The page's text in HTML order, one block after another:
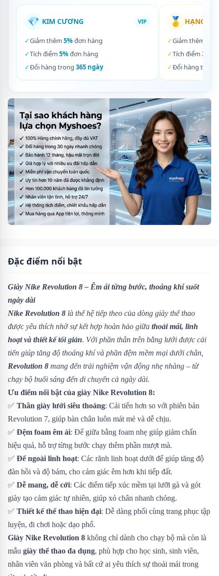
💎 KIM CƯƠNG VIP
✓Giảm thêm 5%đơn hàng
✓Tích điểm 5%đơn hàng
✓Đổi hàng trong 365 ngày
🥇 HẠNG
✓Giảm thêm
✓Tích điểm 3%
✓Đổi hàng trong
Đặc điểm nổi bật
Giày Nike Revolution 8 – Êm ái từng bước, thoáng khí suốt
ngày dài
Nike Revolution 8 là thế hệ tiếp theo của dòng giày thể thao
được yêu thích nhờ sự kết hợp hoàn hảo giữa thoải mái, linh
hoạt và thiết kế tối giản. Với phần thân trên bằng lưới được cải
tiến giúp tăng độ thoáng khí và phần đệm mềm mại dưới chân,
Revolution 8 mang đến trải nghiệm vận động nhẹ nhàng – từ
chạy bộ buổi sáng đến di chuyển cả ngày dài.
Ưu điểm nổi bật của giày Nike Revolution 8:
✅ Thân giày lưới siêu thoáng: Cải tiến hơn so với phiên bản
Revolution 7, giúp bàn chân luôn mát mẻ và dễ chịu.
✅ Đệm foam êm ái: Đế giữa bằng foam nhẹ giúp giảm chấn
hiệu quả, hỗ trợ từng bước chạy thêm phần mượt mà.
✅ Đế ngoài linh hoạt: Các rãnh linh hoạt dưới đế giúp tăng độ
đàn hồi và độ bám, cho cảm giác êm hơn khi tiếp đất.
✅ Dễ mang, dễ cởi: Các điểm tiếp xúc mềm tại lưỡi gà và gót
giày tạo cảm giác tự nhiên, giúp xỏ chân nhanh chóng.
✅ Thiết kế thể thao hiện đại: Dễ dàng phối cùng trang phục tập
luyện, đi chơi hoặc dạo phố.
Giày Nike Revolution 8 không chỉ dành cho chạy bộ mà còn là
mẫu giày thể thao đa dụng, phù hợp cho học sinh, sinh viên,
nhân viên văn phòng và bất cứ ai yêu thích sự thoải mái trong